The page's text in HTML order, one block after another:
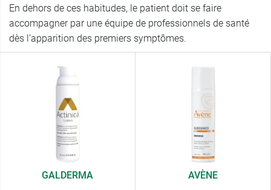
En dehors de ces habitudes, le patient doit se faire
accompagner par une équipe de professionnels de santé
dès l’apparition des premiers symptômes.
GALDERMA
AVÈNE